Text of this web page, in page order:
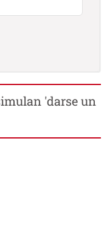
'darse un